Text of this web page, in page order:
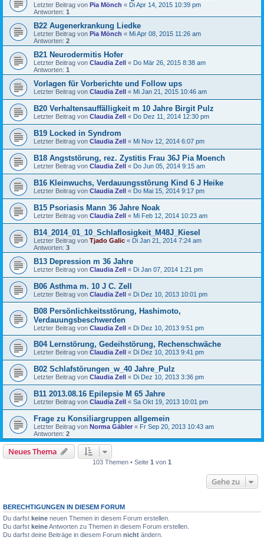
Letzter Beitrag von Pia Mönch « Di Apr 14, 2015 10:39 pm
Antworten: 1
B22 Augenerkrankung Liedke
Letzter Beitrag von Pia Mönch « Mi Apr 08, 2015 11:26 am
Antworten: 2
B21 Neurodermitis Hofer
Letzter Beitrag von Claudia Zell « Do Mär 26, 2015 8:38 am
Antworten: 1
Vorlagen für Vorberichte und Follow ups
Letzter Beitrag von Claudia Zell « Mi Jan 21, 2015 10:46 am
B20 Verhaltensauffälligkeit m 10 Jahre Birgit Pulz
Letzter Beitrag von Claudia Zell « Do Dez 11, 2014 12:30 pm
B19 Locked in Syndrom
Letzter Beitrag von Claudia Zell « Mi Nov 12, 2014 6:07 pm
B18 Angststörung, rez. Zystitis Frau 36J Pia Moench
Letzter Beitrag von Claudia Zell « Do Jun 05, 2014 9:15 am
B16 Kleinwuchs, Verdauungsstörung Kind 6 J Heike
Letzter Beitrag von Claudia Zell « Do Mai 15, 2014 9:17 pm
B15 Psoriasis Mann 36 Jahre Noak
Letzter Beitrag von Claudia Zell « Mi Feb 12, 2014 10:23 am
B14_2014_01_10_Schlaflosigkeit_M48J_Kiesel
Letzter Beitrag von Tjado Galic « Di Jan 21, 2014 7:24 am
Antworten: 3
B13 Depression m 36 Jahre
Letzter Beitrag von Claudia Zell « Di Jan 07, 2014 1:21 pm
B06 Asthma m. 10 J C. Zell
Letzter Beitrag von Claudia Zell « Di Dez 10, 2013 10:01 pm
B08 Persönlichkeitsstörung, Hashimoto,
Verdauungsbeschwerden
Letzter Beitrag von Claudia Zell « Di Dez 10, 2013 9:51 pm
B04 Lernstörung, Gedeihstörung, Rechenschwäche
Letzter Beitrag von Claudia Zell « Di Dez 10, 2013 9:41 pm
B02 Schlafstörungen_w_40 Jahre_Pulz
Letzter Beitrag von Claudia Zell « Di Dez 10, 2013 3:36 pm
B11 2013.08.16 Epilepsie M 65 Jahre
Letzter Beitrag von Claudia Zell « Sa Okt 19, 2013 10:01 pm
Frage zu Konsiliargruppen allgemein
Letzter Beitrag von Norma Gäbler « Fr Sep 20, 2013 10:43 am
Antworten: 2
Neues Thema
103 Themen • Seite 1 von 1
Gehe zu
BERECHTIGUNGEN IN DIESEM FORUM
Du darfst keine neuen Themen in diesem Forum erstellen.
Du darfst keineAntworten zu Themen in diesem Forum erstellen.
Du darfst deine Beiträge in diesem Forum nicht ändern.